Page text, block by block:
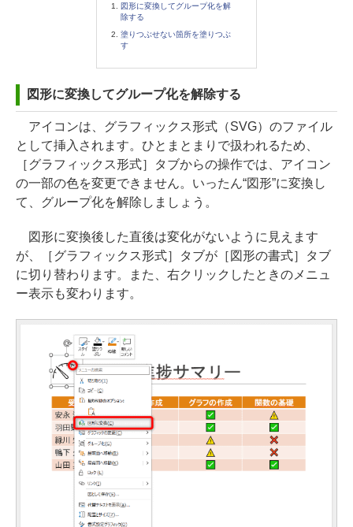
図形に変換してグループ化を解
除する
塗りつぶせない箇所を塗りつぶ
す
図形に変換してグループ化を解除する
アイコンは、グラフィックス形式（SVG）のファイル
として挿入されます。ひとまとまりで扱われるため、
［グラフィックス形式］タブからの操作では、アイコン
の一部の色を変更できません。いったん“図形”に変換し
て、グループ化を解除しましょう。
図形に変換後した直後は変化がないように見えます
が、［グラフィックス形式］タブが［図形の書式］タブ
に切り替わります。また、右クリックしたときのメニュ
ー表示も変わります。